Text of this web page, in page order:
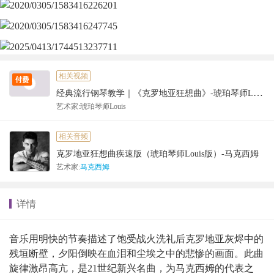
相关视频
经典流行钢琴教学｜《克罗地亚狂想曲》-琥珀琴师Louis
艺术家:琥珀琴师Louis
相关音频
克罗地亚狂想曲疾速版（琥珀琴师Louis版）-马克西姆
艺术家:马克西姆
详情
音乐用明快的节奏描述了饱受战火洗礼后克罗地亚灰烬中的
残垣断壁，夕阳倒映在血泪和尘埃之中的悲惨的画面。此曲
旋律激昂高亢，是21世纪新兴名曲，为马克西姆的代表之